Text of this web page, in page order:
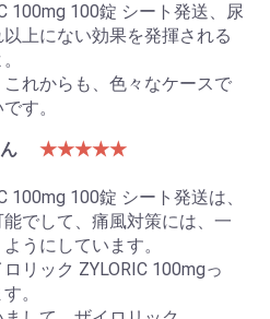
100mg 100錠 シート発送、尿
上にない効果を発揮される
れからも、色々なケースで
す。
★★★★★
100mg 100錠 シート発送は、
でして、痛風対策には、一
うにしています。
リック ZYLORIC 100mgっ
。